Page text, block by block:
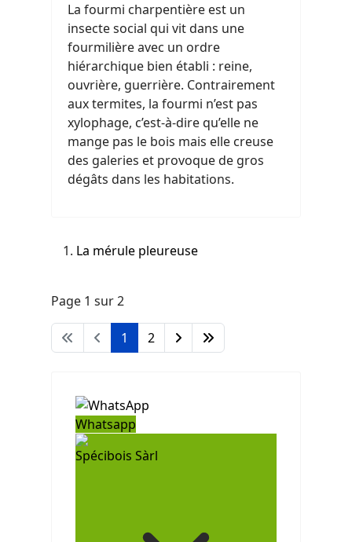
La fourmi charpentière est un
insecte social qui vit dans une
fourmilière avec un ordre
hiérarchique bien établi : reine,
ouvrière, guerrière. Contrairement
aux termites, la fourmi n’est pas
xylophage, c’est-à-dire qu’elle ne
mange pas le bois mais elle creuse
des galeries et provoque de gros
dégâts dans les habitations.
La mérule pleureuse
Page 1 sur 2
1 2
Whatsapp
Spécibois Sàrl